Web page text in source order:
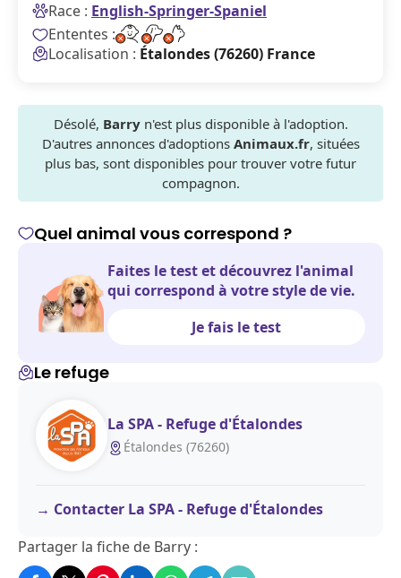
Race : English-Springer-Spaniel
Ententes :
Localisation : Étalondes (76260) France
Désolé, Barryn'est plus disponible à l'adoption.
D'autres annonces d'adoptions Animaux.fr, situées
plus bas, sont disponibles pour trouver votre futur
compagnon.
Quel animal vous correspond ?
Faites le test et découvrez l'animal
qui correspond à votre style de vie.
Je fais le test
Le refuge
La SPA - Refuge d'Étalondes
Étalondes (76260)
Contacter La SPA - Refuge d'Étalondes
Partager la fiche de Barry :